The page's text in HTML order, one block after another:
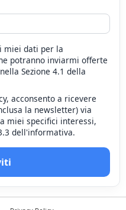
miei dati per la
potranno inviarmi offerte
Sezione 4.1 della
acconsento a ricevere
la newsletter) via
miei specifici interessi,
dell'informativa.